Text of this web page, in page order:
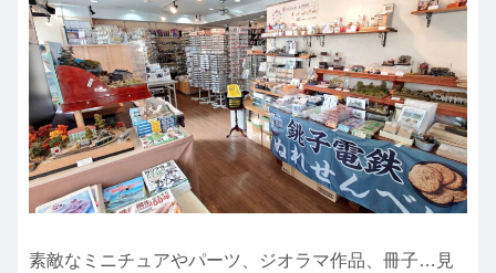
素敵なミニチュアやパーツ、ジオラマ作品、冊子…見